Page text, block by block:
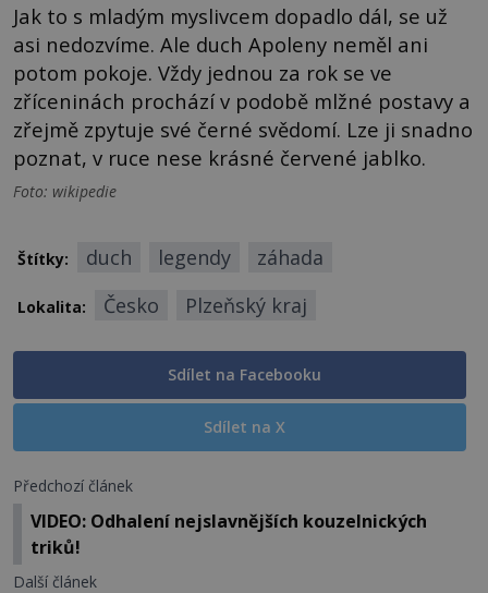
Jak to s mladým myslivcem dopadlo dál, se už
asi nedozvíme. Ale duch Apoleny neměl ani
potom pokoje. Vždy jednou za rok se ve
zříceninách prochází v podobě mlžné postavy a
zřejmě zpytuje své černé svědomí. Lze ji snadno
poznat, v ruce nese krásné červené jablko.
Foto: wikipedie
Štítky: duch legendy záhada
Lokalita: Česko Plzeňský kraj
Sdílet na Facebooku
Sdílet na X
Předchozí článek
VIDEO: Odhalení nejslavnějších kouzelnických
triků!
Další článek